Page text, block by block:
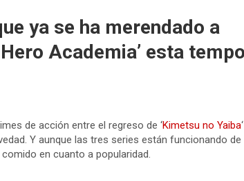
ya se ha merendado a
Hero Academia’ esta
de acción entre el regreso de ‘Kimetsu no Yaiba
Y aunque las tres series están funcionando de
en cuanto a popularidad.